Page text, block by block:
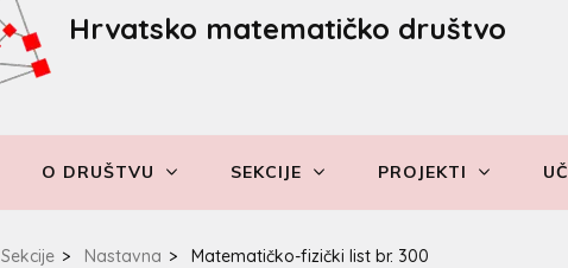
Hrvatsko matematičko društvo
O DRUŠTVU SEKCIJE PROJEKTI
Sekcije > Nastavna > Matematičko-fizički list br. 300